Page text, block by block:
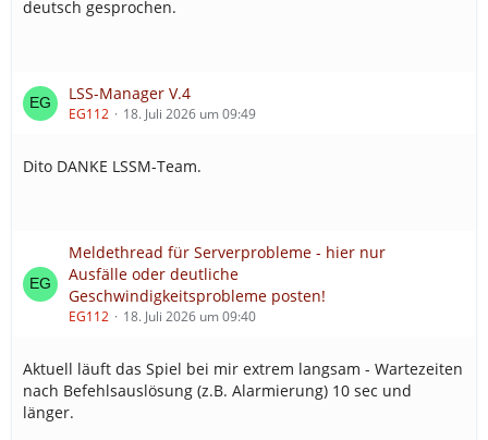
deutsch gesprochen.
LSS-Manager V.4
EG112 18. Juli 2026 um 09:49
Dito DANKE LSSM-Team.
Meldethread für Serverprobleme - hier nur
Ausfälle oder deutliche
Geschwindigkeitsprobleme posten!
EG112 18. Juli 2026 um 09:40
Aktuell läuft das Spiel bei mir extrem langsam - Wartezeiten
nach Befehlsauslösung (z.B. Alarmierung) 10 sec und
länger.